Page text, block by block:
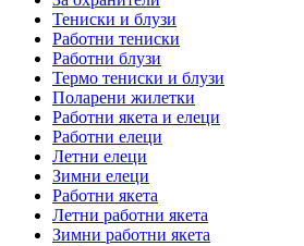
Тениски и блузи
Работни тениски
Работни блузи
Термо тениски и блузи
Поларени жилетки
Работни якета и елеци
Работни елеци
Летни елеци
Зимни елеци
Работни якета
Летни работни якета
Зимни работни якета